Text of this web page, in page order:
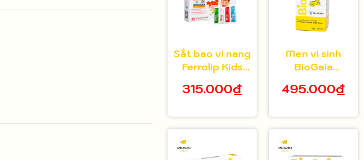
Sắt bao vi nang
Ferrolip Kids
tuổi hộp 20 gói
315.000₫
Men vi sinh
BioGaia
bé 5ml
495.000₫